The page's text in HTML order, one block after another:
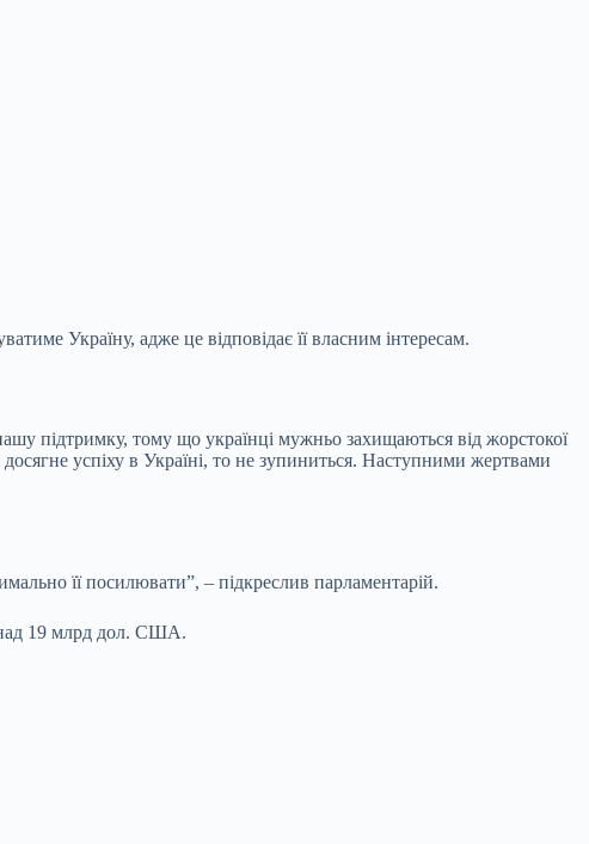
Україну, адже це відповідає її власним інтересам.
підтримку, тому що українці мужньо захищаються від жорстокої
успіху в Україні, то не зупиниться. Наступними жертвами
її посилювати”, – підкреслив парламентарій.
19 млрд дол. США.